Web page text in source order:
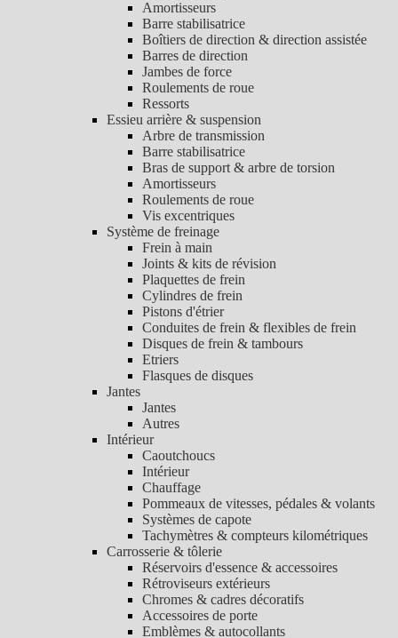
Amortisseurs
Barre stabilisatrice
Boîtiers de direction & direction assistée
Barres de direction
Jambes de force
Roulements de roue
Ressorts
Essieu arrière & suspension
Arbre de transmission
Barre stabilisatrice
Bras de support & arbre de torsion
Amortisseurs
Roulements de roue
Vis excentriques
Système de freinage
Frein à main
Joints & kits de révision
Plaquettes de frein
Cylindres de frein
Pistons d'étrier
Conduites de frein & flexibles de frein
Disques de frein & tambours
Etriers
Flasques de disques
Jantes
Jantes
Autres
Intérieur
Caoutchoucs
Intérieur
Chauffage
Pommeaux de vitesses, pédales & volants
Systèmes de capote
Tachymètres & compteurs kilométriques
Carrosserie & tôlerie
Réservoirs d'essence & accessoires
Rétroviseurs extérieurs
Chromes & cadres décoratifs
Accessoires de porte
Emblèmes & autocollants